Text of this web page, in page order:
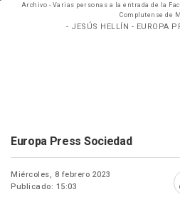
Archivo - Varias personas a la entrada de la
Complutense de
- JESÚS HELLÍN - EUROPA
Europa Press Sociedad
Miércoles, 8 febrero 2023
Publicado: 15:03